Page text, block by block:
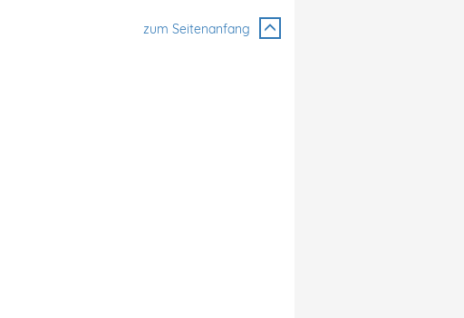
zum Seitenanfang